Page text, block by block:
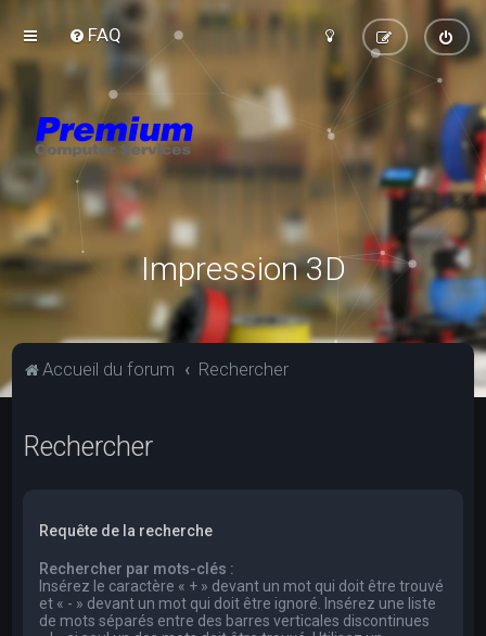
FAQ
Impression 3D
Accueil du forum Rechercher
Rechercher
Requête de la recherche
Rechercher par mots-clés :
Insérez le caractère « + » devant un mot qui doit être trouvé
et « - » devant un mot qui doit être ignoré. Insérez une liste
de mots séparés entre des barres verticales discontinues